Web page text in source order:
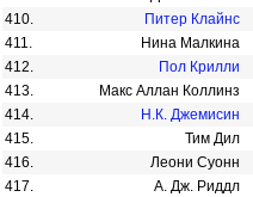
410.
Питер Клайнс
411.
Нина Малкина
412.
Пол Крилли
413.
Макс Аллан Коллинз
414.
Н.К. Джемисин
415.
Тим Дил
416.
Леони Суонн
417.
А. Дж. Риддл